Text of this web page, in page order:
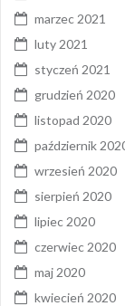
marzec 2021
luty 2021
styczeń 2021
grudzień 2020
listopad 2020
październik
wrzesień 2020
sierpień 2020
lipiec 2020
czerwiec 2020
maj 2020
kwiecień 2020